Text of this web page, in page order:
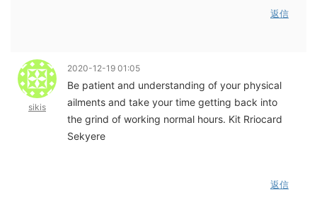
返信
sikis
2020-12-19 01:05
Be patient and understanding of your physical
ailments and take your time getting back into
the grind of working normal hours. Kit Rriocard
Sekyere
返信